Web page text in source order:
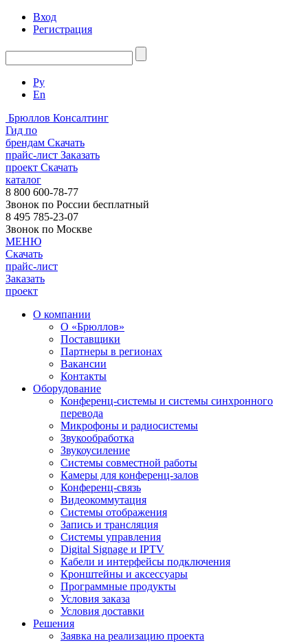
Вход
Регистрация
Ру
En
Брюллов Консалтинг
Гид по
брендам Скачать
прайс-лист Заказать
проект Скачать
каталог
8 800 600-78-77
Звонок по России бесплатный
8 495 785-23-07
Звонок по Москве
МЕНЮ
Скачать
прайс-лист
Заказать
проект
О компании
О «Брюллов»
Поставщики
Партнеры в регионах
Вакансии
Контакты
Оборудование
Конференц-системы и системы синхронного
перевода
Микрофоны и радиосистемы
Звукообработка
Звукоусиление
Системы совместной работы
Камеры для конференц-залов
Конференц-связь
Видеокоммутация
Системы отображения
Запись и трансляция
Системы управления
Digital Signage и IPTV
Кабели и интерфейсы подключения
Кронштейны и аксессуары
Программные продукты
Условия заказа
Условия доставки
Решения
Заявка на реализацию проекта